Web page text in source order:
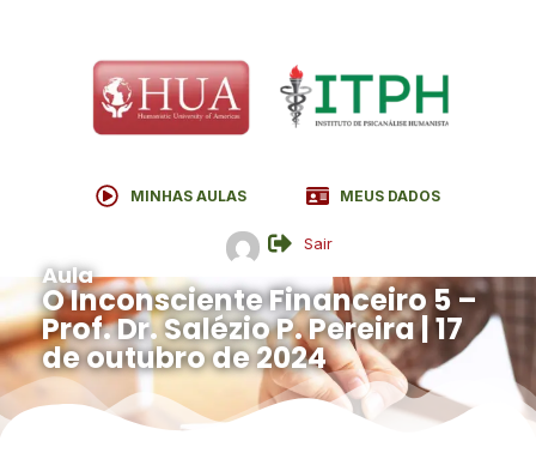
MINHAS AULAS MEUS DADOS
Sair
Aula
O Inconsciente Financeiro 5 –
Prof. Dr. Salézio P. Pereira | 17
de outubro de 2024